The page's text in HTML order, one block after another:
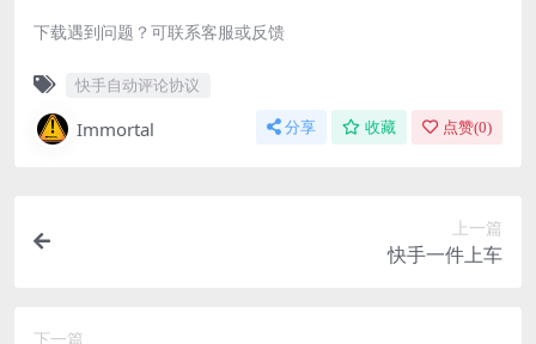
下载遇到问题？可联系客服或反馈
快手自动评论协议
Immortal 分享 收藏 点赞(0)
上一篇
快手一件上车
下一篇